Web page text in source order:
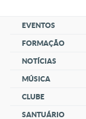
EVENTOS
FORMAÇÃO
NOTÍCIAS
MÚSICA
CLUBE
SANTUÁRIO